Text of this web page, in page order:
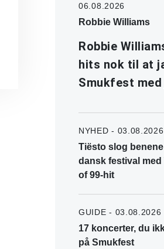
06.08.2026
Robbie Williams
Robbie
hits nok til at
Smukfest
NYHED - 03.08.2026
Tiësto slog
dansk festival med
of 99-hit
GUIDE - 03.08.2026
17 koncerter, du
på Smukfest